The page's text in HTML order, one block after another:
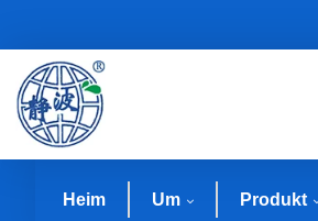
Heim Um Produkt